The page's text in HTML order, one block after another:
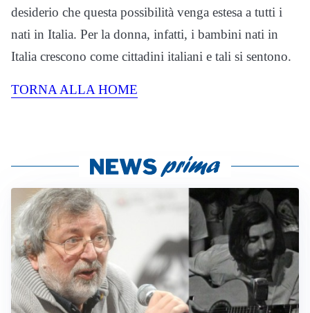
desiderio che questa possibilità venga estesa a tutti i
nati in Italia. Per la donna, infatti, i bambini nati in
Italia crescono come cittadini italiani e tali si sentono.
TORNA ALLA HOME